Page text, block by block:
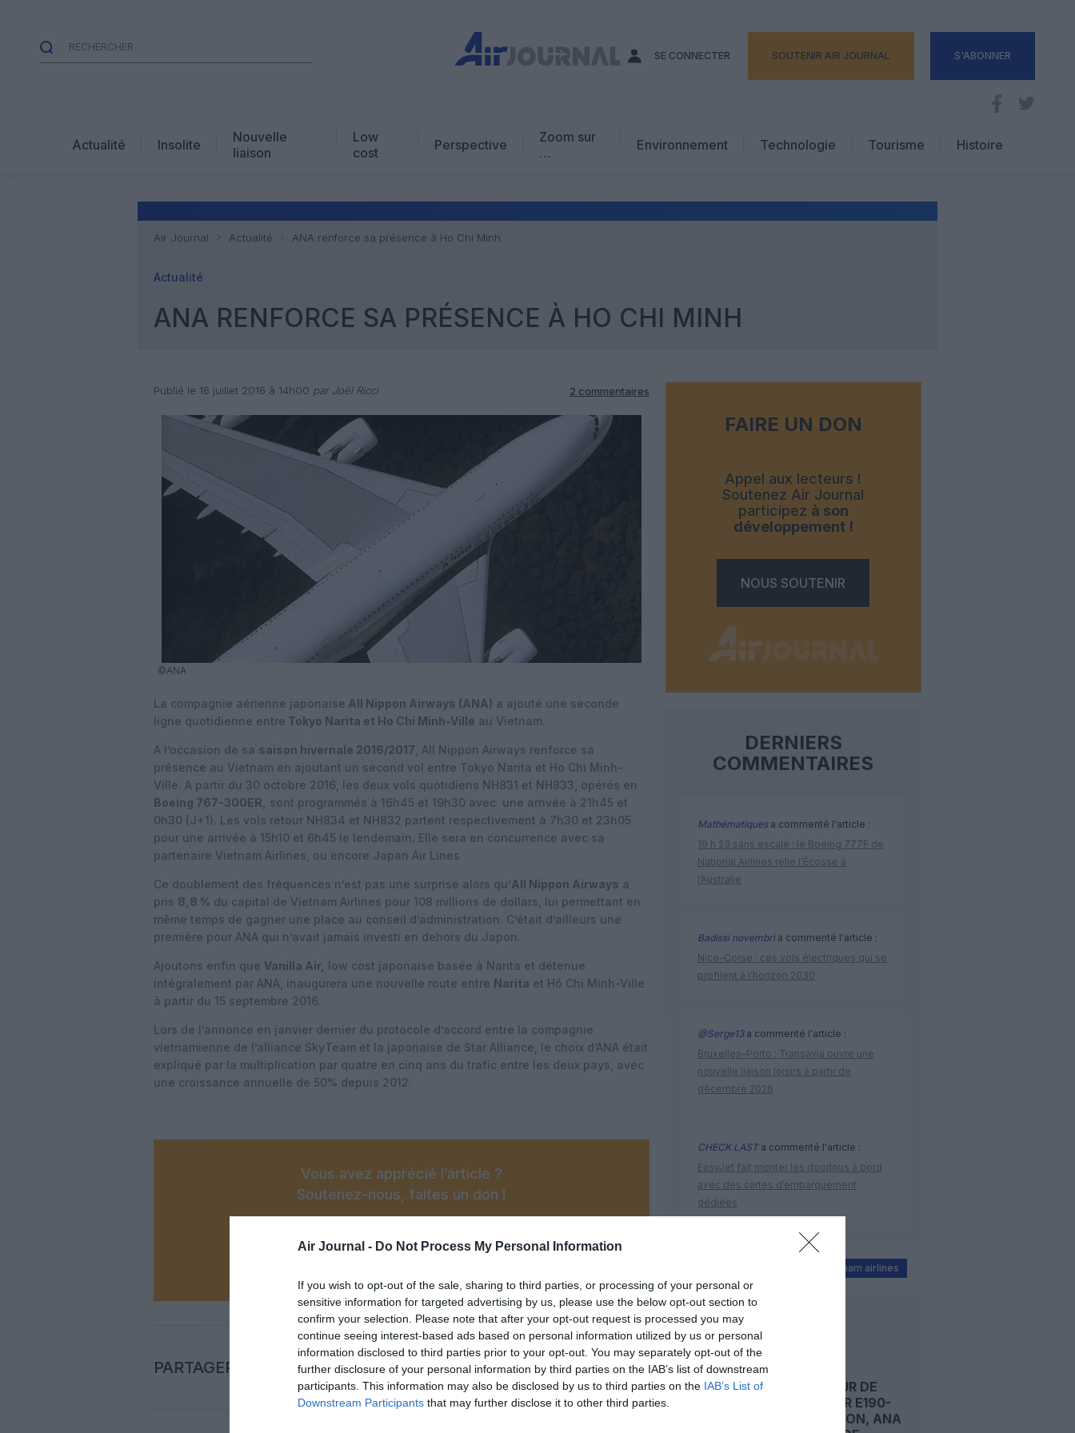
Air Journal - Do Not Process My Personal Information
If you wish to opt-out of the sale, sharing to third parties, or processing of your personal or
sensitive information for targeted advertising by us, please use the below opt-out section to
confirm your selection. Please note that after your opt-out request is processed you may
continue seeing interest-based ads based on personal information utilized by us or personal
information disclosed to third parties prior to your opt-out. You may separately opt-out of the
further disclosure of your personal information by third parties on the IAB’s list of downstream
participants. This information may also be disclosed by us to third parties on the IAB’s List of
Downstream Participants that may further disclose it to other third parties.
SE CONNECTER SOUTENIR AIR JOURNAL S'ABONNER
Actualité Insolite
Nouvelle
liaison
Low
cost
Perspective
Zoom sur
…
Environnement Technologie
Tourisme
Hôtellerie
Histoire
Air Journal Actualité ANA renforce sa présence à Ho Chi Minh
Actualité
ANA RENFORCE SA PRÉSENCE À HO CHI MINH
Publié le 16 juillet 2016 à 14h00 par Joël Ricci 2 commentaires
©ANA
La compagnie aérienne japonaise All Nippon Airways (ANA) a ajouté une seconde
ligne quotidienne entre Tokyo Narita et Ho Chi Minh-Ville au Vietnam.
A l’occasion de sa saison hivernale 2016/2017 , All Nippon Airways renforce sa
présence au Vietnam en ajoutant un second vol entre Tokyo Narita et Ho Chi Minh-
Ville. A partir du 30 octobre 2016, les deux vols quotidiens NH831 et NH833, opérés en
Boeing 767-300ER,
sont programmés à 16h45 et 19h30 avec une arrivée à 21h45 et
0h30 (J+1). Les vols retour NH834 et NH832 partent respectivement à 7h30 et 23h05
pour une arrivée à 15h10 et 6h45 le lendemain. Elle sera en concurrence avec sa
partenaire Vietnam Airlines, ou encore Japan Air Lines
Ce doublement des fréquences n’est pas une surprise alors qu’All Nippon Airways a
pris 8,8 % du capital de Vietnam Airlines pour 108 millions de dollars, lui permettant en
même temps de gagner une place au conseil d’administration. C’était d’ailleurs une
première pour ANA qui n’avait jamais investi en dehors du Japon.
Ajoutons enfin que Vanilla Air, low cost japonaise basée à Narita et détenue
intégralement par ANA, inaugurera une nouvelle route entre Narita et Hô Chi Minh-Ville
à partir du 15 septembre 2016.
Lors de l’annonce en janvier dernier du protocole d’accord entre la compagnie
vietnamienne de l’alliance SkyTeam et la japonaise de Star Alliance, le choix d’ANA était
expliqué par la multiplication par quatre en cinq ans du trafic entre les deux pays, avec
une croissance annuelle de 50% depuis 2012.
Vous avez apprécié l’article ?
Soutenez-nous, faites un don !
NOUS SOUTENIR
PARTAGER L'ARTICLE
FacebookTwitterPinterestLinkedInEmail Print
FAIRE UN DON
Appel aux lecteurs !
Soutenez Air Journal
participez à son
développement !
NOUS SOUTENIR
DERNIERS
COMMENTAIRES
Mathématiquesa commenté l'article :
19 h 23 sans escale : le Boeing 777F de
National Airlines relie l’Écosse à
l’Australie
Badissi novembria commenté l'article :
Nice–Corse : ces vols électriques qui se
profilent à l’horizon 2030
@Serge13a commenté l'article :
Bruxelles–Porto : Transavia ouvre une
nouvelle liaison loisirs à partir de
décembre 2026
CHECK LASTa commenté l'article :
EasyJet fait monter les doudous à bord
avec des cartes d’embarquement
dédiées
vietnam airlines
LIRE AUSSI
OPÉRATEUR DE
L’EMBRAER E190-
E2 AU JAPON, ANA